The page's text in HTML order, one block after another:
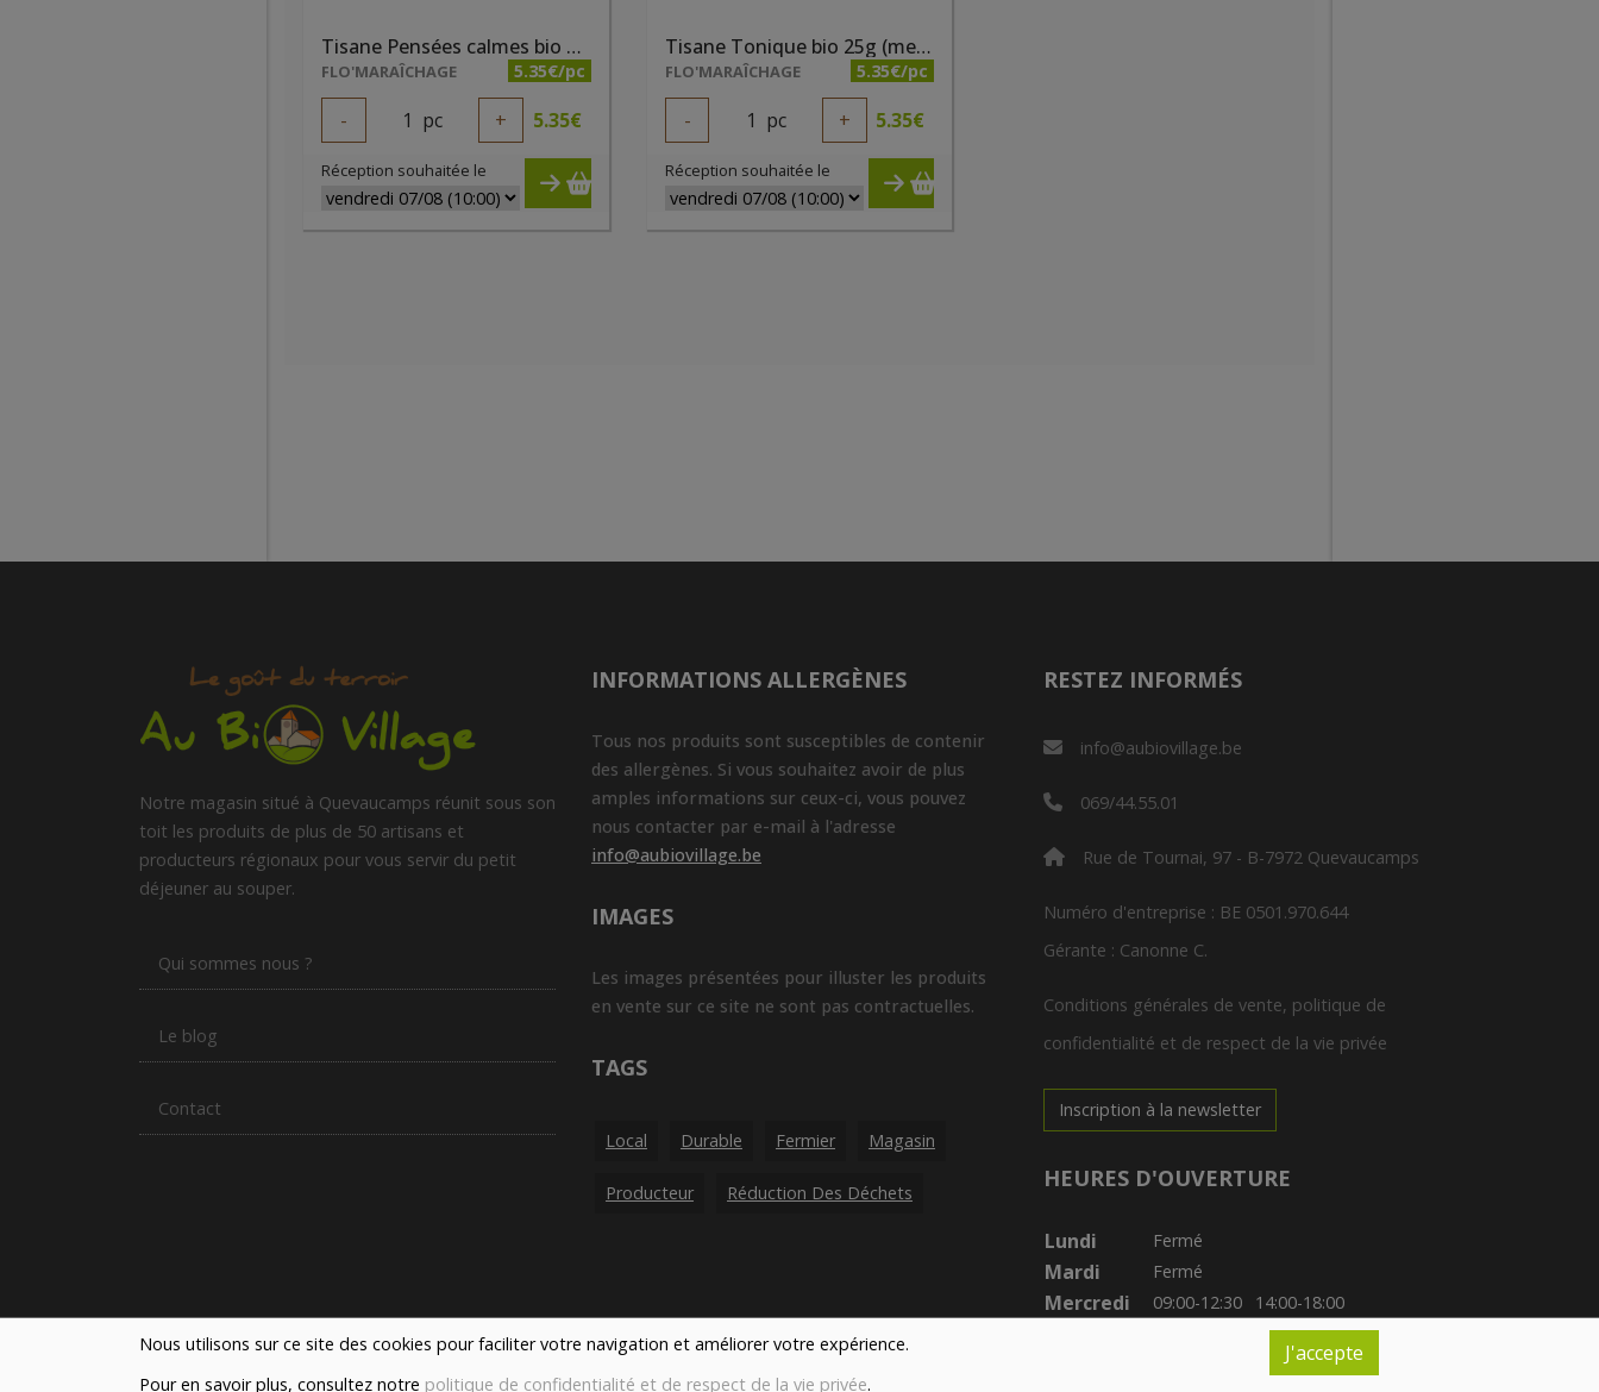
Nous utilisons sur ce site des cookies pour faciliter votre navigation et améliorer votre expérience.
Pour en savoir plus, consultez notre politique de confidentialité et de respect de la vie privée.
J'accepte
Tisane Pensées calmes bio 25g (mélisse, verveine, marjolaine et lavande)
FLO'MARAÎCHAGE 5.35€/pc
- 1 pc + 5.35€
Réception souhaitée le
Tisane Tonique bio 25g (menthe, sarriette, romarin, sauge, bleuet)
FLO'MARAÎCHAGE 5.35€/pc
- 1 pc + 5.35€
Réception souhaitée le
Notre magasin situé à Quevaucamps réunit sous son
toit les produits de plus de 50 artisans et
producteurs régionaux pour vous servir du petit
déjeuner au souper.
Qui sommes nous ?
Le blog
Contact
INFORMATIONS ALLERGÈNES
Tous nos produits sont susceptibles de contenir
des allergènes. Si vous souhaitez avoir de plus
amples informations sur ceux-ci, vous pouvez
nous contacter par e-mail à l'adresse
info@aubiovillage.be
IMAGES
Les images présentées pour illuster les produits
en vente sur ce site ne sont pas contractuelles.
TAGS
Local Durable Fermier Magasin
Producteur Réduction Des Déchets
RESTEZ INFORMÉS
info@aubiovillage.be
069/44.55.01
Rue de Tournai, 97 - B-7972 Quevaucamps
Numéro d'entreprise : BE 0501.970.644
Gérante : Canonne C.
Conditions générales de vente, politique de
confidentialité et de respect de la vie privée
Inscription à la newsletter
HEURES D'OUVERTURE
Lundi Fermé
Mardi Fermé
Mercredi 09:00-12:30 14:00-18:00
14:00-18:00
14:00-19:00